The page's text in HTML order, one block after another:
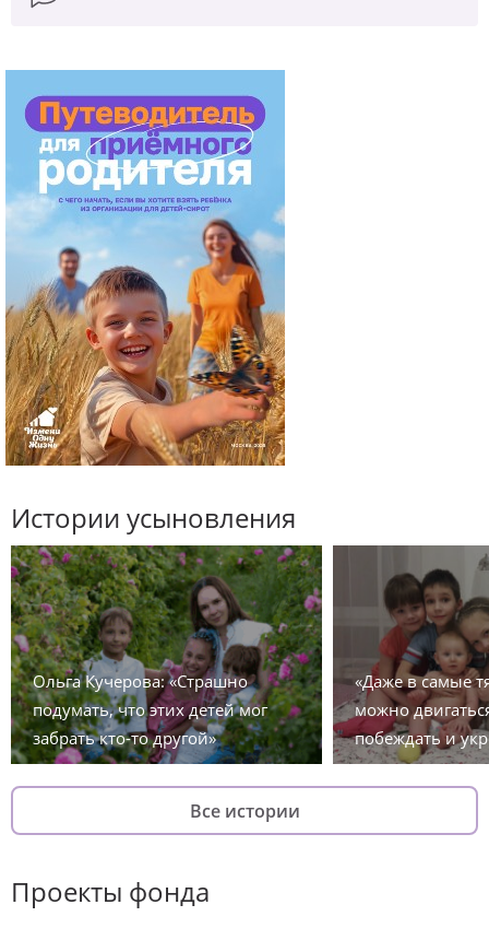
Истории усыновления
Ольга Кучерова: «Страшно
подумать, что этих детей мог
забрать кто-то другой»
«Даже в самые
можно
побеждать и
Все истории
Проекты фонда